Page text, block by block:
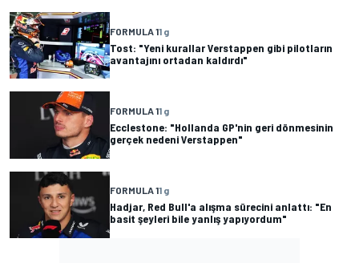
FORMULA 11 g
Tost: "Yeni kurallar Verstappen gibi pilotların
avantajını ortadan kaldırdı"
FORMULA 11 g
Ecclestone: "Hollanda GP'nin geri dönmesinin
gerçek nedeni Verstappen"
FORMULA 11 g
Hadjar, Red Bull'a alışma sürecini anlattı: "En
basit şeyleri bile yanlış yapıyordum"